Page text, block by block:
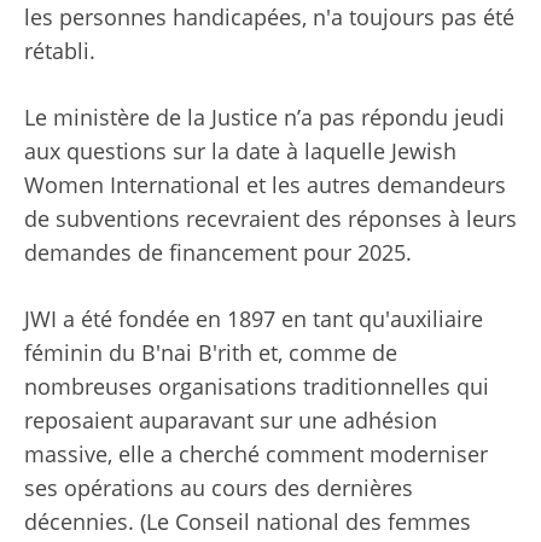
les personnes handicapées, n'a toujours pas été
rétabli.
Le ministère de la Justice n’a pas répondu jeudi
aux questions sur la date à laquelle Jewish
Women International et les autres demandeurs
de subventions recevraient des réponses à leurs
demandes de financement pour 2025.
JWI a été fondée en 1897 en tant qu'auxiliaire
féminin du B'nai B'rith et, comme de
nombreuses organisations traditionnelles qui
reposaient auparavant sur une adhésion
massive, elle a cherché comment moderniser
ses opérations au cours des dernières
décennies. (Le Conseil national des femmes